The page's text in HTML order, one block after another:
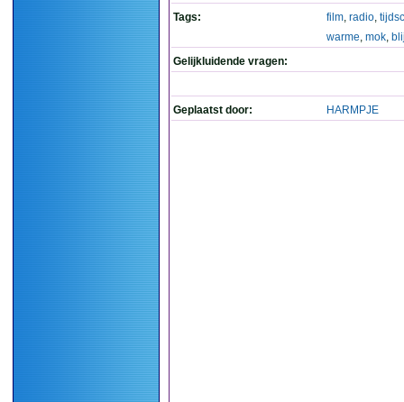
Tags: film, radio,
warme, mok,
Gelijkluidende vragen:
Geplaatst door: HARMPJE